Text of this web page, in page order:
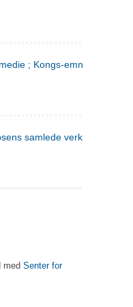
; Kongs-emnerne
samlede verker. 4
med Senter for